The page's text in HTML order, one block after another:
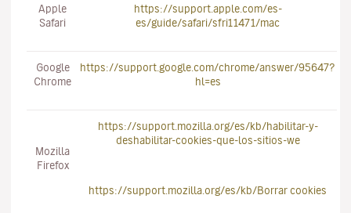
Apple
Safari
https://support.apple.com/es-
es/guide/safari/sfri11471/mac
Google
Chrome
https://support.google.com/chrome/answer/95647?
hl=es
Mozilla
Firefox
https://support.mozilla.org/es/kb/habilitar-y-
deshabilitar-cookies-que-los-sitios-we
https://support.mozilla.org/es/kb/Borrar cookies